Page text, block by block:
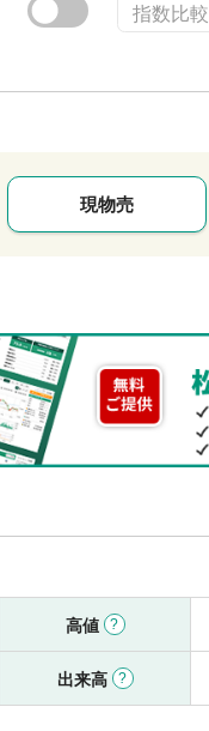
指数比較
現物売
高値
出来高